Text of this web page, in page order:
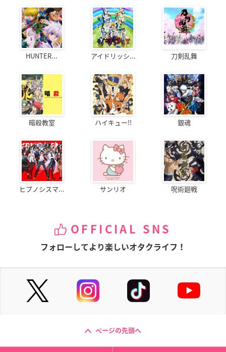
HUNTER... アイドリッシ... 刀剣乱舞
暗殺教室 ハイキュー!! 銀魂
ヒプノシスマ... サンリオ 呪術廻戦
OFFICIAL SNS
フォローしてより楽しいオタクライフ！
ページの先頭へ